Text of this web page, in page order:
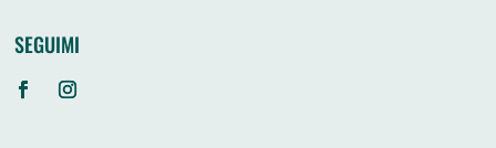
SEGUIMI